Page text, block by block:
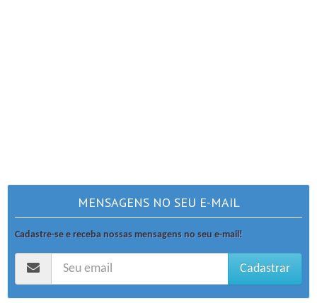
MENSAGENS NO SEU E-MAIL
Cadastre-se e receba nossas mensagens no seu e-mail!
Cadastrar